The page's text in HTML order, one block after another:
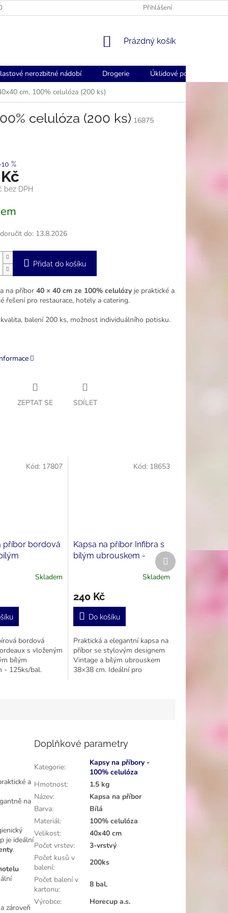
UBROUSKY - FORSTCZ FORSTCZ DOPRAVA ZDARMA
Přihlášení
NÁKUPNÍ
Prázdný košík
nerozbitné nádobí Drogerie
Úklidové pomůcky
cm, 100% celulóza (200 ks)
celulóza (200 ks) 16875
%
bez DPH
do: 13.8.2026
Přidat do košíku
na příbor 40 × 40 cm ze 100% celulózyje praktické a
řešení pro restaurace, hotely a catering.
balení 200 ks, možnost individuálního potisku.
ZEPTAT SE SDÍLET
příbor bordová
Skladem
bordová
s vloženým
bílým
- 125ks/bal.
Kód: 17807
Kapsa na příbor Infibra s
bílým ubrouskem -
Skladem
240 Kč
Do košíku
Praktická a elegantní kapsa na
příbor se stylovým designem
Vintage a bílým ubrouskem
38×38 cm. Ideální pro
Kód: 18653
Další
produkt
a
na
je ideální
.
zároveň
Doplňkové parametry
Kategorie:
Kapsy na příbory -
100% celulóza
Hmotnost:
1.5 kg
Název:
Kapsa na příbor
Barva:
Bílá
Materiál:
100% celulóza
Velikost:
40x40 cm
Počet vrstev:
3-vrstvý
Počet kusů v
balení:
200ks
Počet balení v
kartonu:
8 bal.
Výrobce: Horecup a.s.